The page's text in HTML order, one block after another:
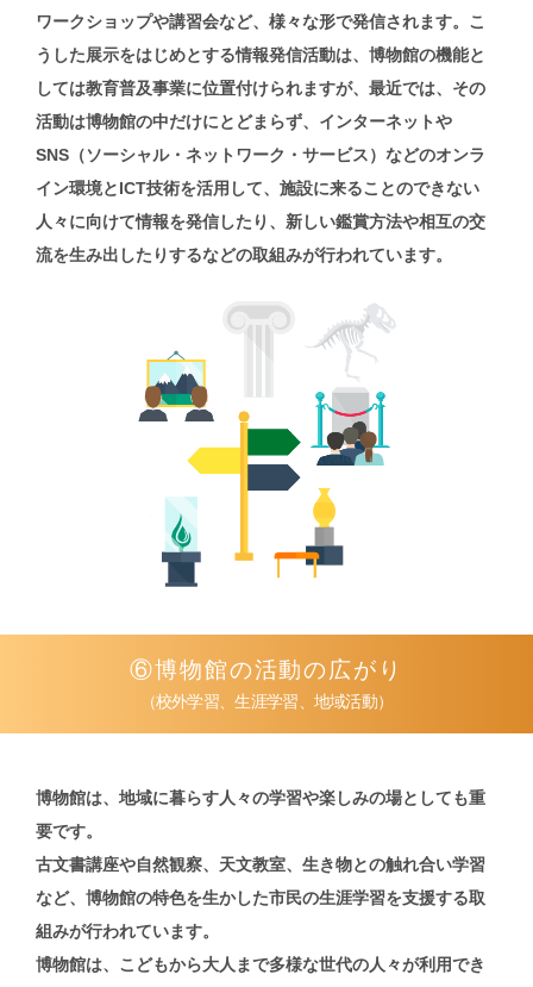
ワークショップや講習会など、様々な形で発信されます。こ
うした展示をはじめとする情報発信活動は、博物館の機能と
しては教育普及事業に位置付けられますが、最近では、その
活動は博物館の中だけにとどまらず、インターネットや
SNS（ソーシャル・ネットワーク・サービス）などのオンラ
イン環境とICT技術を活用して、施設に来ることのできない
人々に向けて情報を発信したり、新しい鑑賞方法や相互の交
流を生み出したりするなどの取組みが行われています。
⑥博物館の活動の広がり
（校外学習、生涯学習、地域活動）
博物館は、地域に暮らす人々の学習や楽しみの場としても重
要です。
古文書講座や自然観察、天文教室、 生き物との触れ合い学習
など、 博物館の特色を生かした市民の生涯学習を支援する取
組みが行われています。
博物館は、こどもから大人まで多様な世代の人々が利用でき